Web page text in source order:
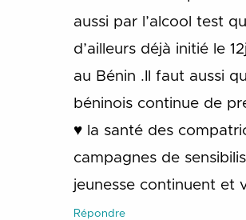
aussi par l’alcool test
d’ailleurs déjà initié le
au Bénin .Il faut aussi
béninois continue de
♥ la santé des
campagnes de
jeunesse continuent et
Répondre